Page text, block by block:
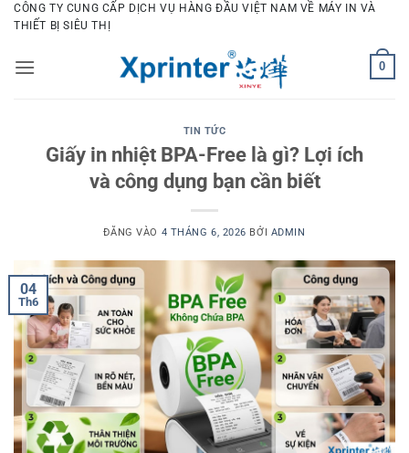
Bỏ
qua
dung
CÔNG TY CUNG CẤP DỊCH VỤ HÀNG ĐẦU VIỆT NAM VỀ MÁY IN VÀ
THIẾT BỊ SIÊU THỊ
0
TIN TỨC
Giấy in nhiệt BPA-Free là gì? Lợi ích
và công dụng bạn cần biết
ĐĂNG VÀO 4 THÁNG 6, 2026 BỞI ADMIN
04
Th6